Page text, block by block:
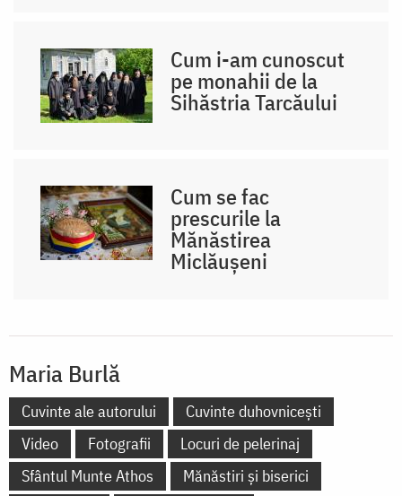
Cum i-am cunoscut
pe monahii de la
Sihăstria Tarcăului
Cum se fac
prescurile la
Mănăstirea
Miclăușeni
Maria Burlă
Cuvinte ale autorului
Cuvinte duhovnicești
Video
Fotografii
Locuri de pelerinaj
Sfântul Munte Athos
Mănăstiri și biserici